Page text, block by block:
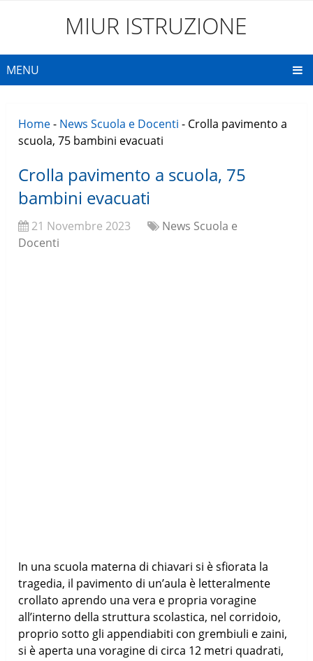
MIUR ISTRUZIONE
MENU
Home- News Scuola e Docenti - Crolla pavimento a
scuola, 75 bambini evacuati
Crolla pavimento a scuola, 75
bambini evacuati
21 Novembre 2023
News Scuola e
Docenti
In una scuola materna di chiavari si è sfiorata la
tragedia, il pavimento di un’aula è letteralmente
crollato aprendo una vera e propria voragine
all’interno della struttura scolastica, nel corridoio,
proprio sotto gli appendiabiti con grembiuli e zaini,
si è aperta una voragine di circa 12 metri quadrati,